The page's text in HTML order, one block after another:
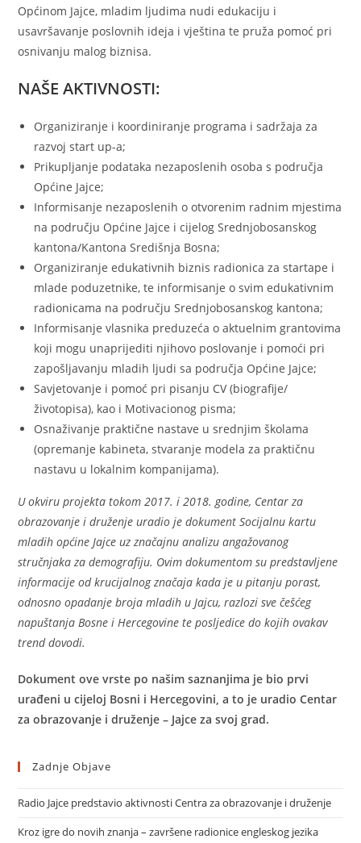
Općinom Jajce, mladim ljudima nudi edukaciju i
usavršavanje poslovnih ideja i vještina te pruža pomoć pri
osnivanju malog biznisa.
NAŠE AKTIVNOSTI:
Organiziranje i koordiniranje programa i sadržaja za
razvoj start up-a;
Prikupljanje podataka nezaposlenih osoba s područja
Općine Jajce;
Informisanje nezaposlenih o otvorenim radnim mjestima
na području Općine Jajce i cijelog Srednjobosanskog
kantona/Kantona Središnja Bosna;
Organiziranje edukativnih biznis radionica za startape i
mlade poduzetnike, te informisanje o svim edukativnim
radionicama na području Srednjobosanskog kantona;
Informisanje vlasnika preduzeća o aktuelnim grantovima
koji mogu unaprijediti njihovo poslovanje i pomoći pri
zapošljavanju mladih ljudi sa područja Općine Jajce;
Savjetovanje i pomoć pri pisanju CV (biografije/
životopisa), kao i Motivacionog pisma;
Osnaživanje praktične nastave u srednjim školama
(opremanje kabineta, stvaranje modela za praktičnu
nastavu u lokalnim kompanijama).
U okviru projekta tokom 2017. i 2018. godine, Centar za
obrazovanje i druženje uradio je dokument Socijalnu kartu
mladih općine Jajce uz značajnu analizu angažovanog
stručnjaka za demografiju. Ovim dokumentom su predstavljene
informacije od krucijalnog značaja kada je u pitanju porast,
odnosno opadanje broja mladih u Jajcu, razlozi sve češćeg
napuštanja Bosne i Hercegovine te posljedice do kojih ovakav
trend dovodi.
Dokument ove vrste po našim saznanjima je bio prvi
urađeni u cijeloj Bosni i Hercegovini, a to je uradio Centar
za obrazovanje i druženje – Jajce za svoj grad.
Zadnje Objave
Radio Jajce predstavio aktivnosti Centra za obrazovanje i druženje
Kroz igre do novih znanja – završene radionice engleskog jezika